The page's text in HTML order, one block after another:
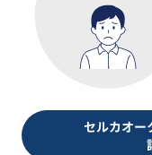
セルカオー